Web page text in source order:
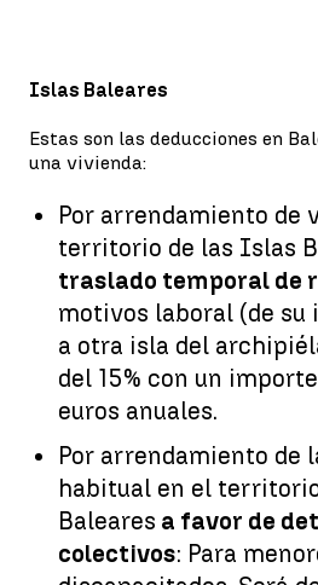
Islas Baleares
Estas son las deducciones en
una vivienda:
Por arrendamiento de
territorio de las Islas
traslado temporal de
motivos laboral (de su
a otra isla del
del 15% con un
euros anuales.
Por arrendamiento de
habitual en el
Baleares a favor de
colectivos: Para